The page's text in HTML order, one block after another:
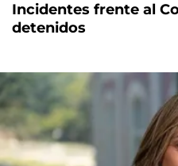
Incidentes frente al
detenidos